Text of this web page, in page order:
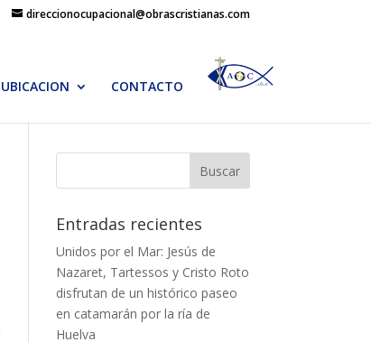
direccionocupacional@obrascristianas.com
UBICACION CONTACTO
Entradas recientes
Unidos por el Mar: Jesús de
Nazaret, Tartessos y Cristo Roto
disfrutan de un histórico paseo
en catamarán por la ría de
Huelva